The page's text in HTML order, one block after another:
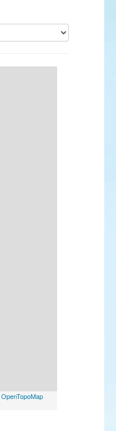
OpenTopoMap